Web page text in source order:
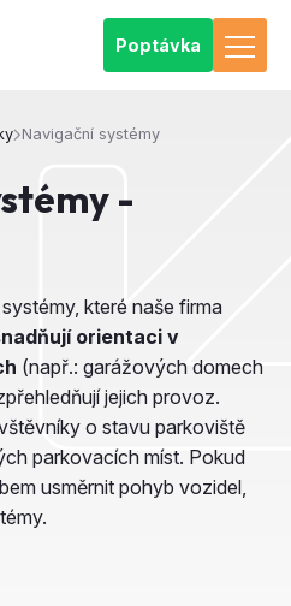
Poptávka
Navigační systémy
-
které naše firma
orientaci v
(např.: garážových domech
jejich provoz.
o stavu parkoviště
parkovacích míst. Pokud
usměrnit pohyb vozidel,